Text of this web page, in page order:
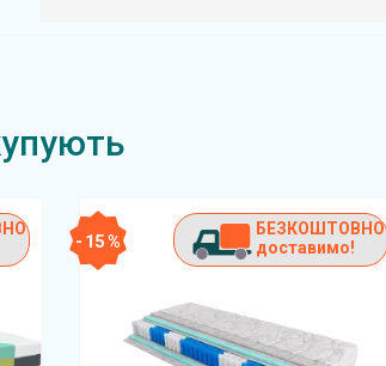
- 15 %
БЕЗКОШТОВНО
доставимо!